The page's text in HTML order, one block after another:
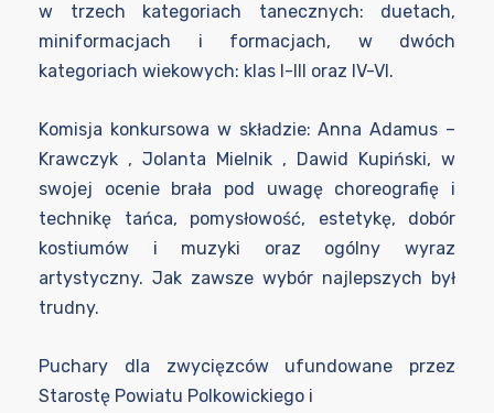
w trzech kategoriach tanecznych: duetach,
miniformacjach i formacjach, w dwóch
kategoriach wiekowych: klas I-III oraz IV-VI.
Komisja konkursowa w składzie: Anna Adamus –
Krawczyk , Jolanta Mielnik , Dawid Kupiński, w
swojej ocenie brała pod uwagę choreografię i
technikę tańca, pomysłowość, estetykę, dobór
kostiumów i muzyki oraz ogólny wyraz
artystyczny. Jak zawsze wybór najlepszych był
trudny.
Puchary dla zwycięzców ufundowane przez
Starostę Powiatu Polkowickiego i